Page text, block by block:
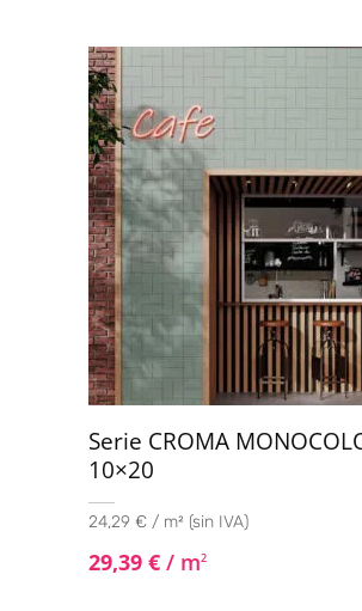
Serie CROMA
10×20
24,29 € / m² (sin IVA)
29,39 € / m2